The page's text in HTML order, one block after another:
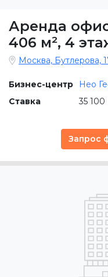
Аренда
406 м², 4
Москва, Бутлерова,
Бизнес-центр
Нео
Ставка
35
Запрос